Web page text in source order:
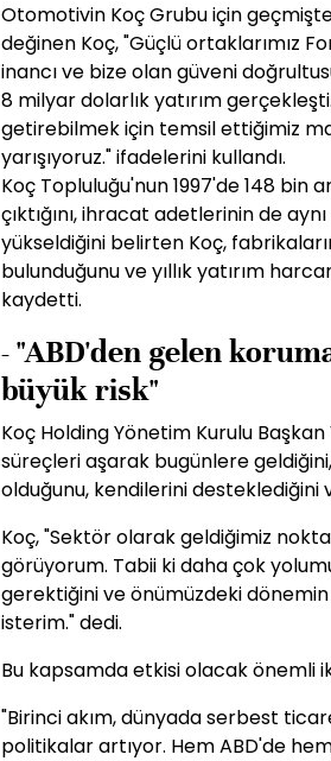
Otomotivin Koç Grubu için
değinen Koç, "Güçlü ortaklarımız
inancı ve bize olan güveni
8 milyar dolarlık yatırım
getirebilmek için temsil ettiğimiz
yarışıyoruz." ifadelerini kullandı.
Koç Topluluğu'nun 1997'de 148 bin
çıktığını, ihracat adetlerinin de
yükseldiğini belirten Koç,
bulunduğunu ve yıllık yatırım
kaydetti.
- "ABD'den gelen
büyük risk"
Koç Holding Yönetim Kurulu
süreçleri aşarak bugünlere
olduğunu, kendilerini desteklediğini
Koç, "Sektör olarak geldiğimiz
görüyorum. Tabii ki daha çok
gerektiğini ve önümüzdeki
isterim." dedi.
Bu kapsamda etkisi olacak önemli
"Birinci akım, dünyada serbest
politikalar artıyor. Hem ABD'de